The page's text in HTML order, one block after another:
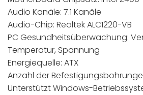
Audio Kanäle: 7.1 Kanäle
Audio-Chip: Realtek ALC1220-VB
PC Gesundheitsüberwachung:
Temperatur, Spannung
Energiequelle: ATX
Anzahl der
Unterstützt Windows-